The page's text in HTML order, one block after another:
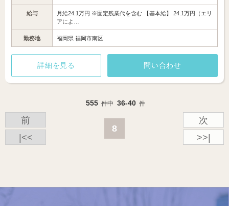
給与
月給24.1万円 ※固定残業代を含む 【基本給】 24.1万円（エリ
アによ…
勤務地 福岡県 福岡市南区
詳細を見る 問い合わせ
555 件中 36-40 件
|<<
前
8
次
>>|